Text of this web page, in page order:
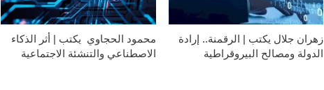
محمود الحجاوي يكتب | أثر الذكاء
الاصطناعي والتنشئة الاجتماعية
زهران جلال يكتب | الرقمنة.. إرادة
الدولة ومصالح البيروقراطية